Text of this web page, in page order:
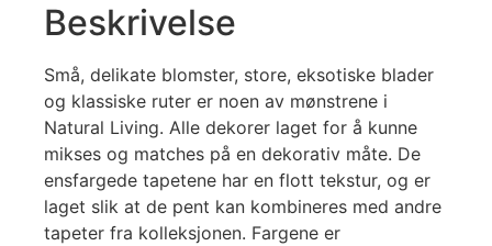
Beskrivelse
Små, delikate blomster, store, eksotiske blader
og klassiske ruter er noen av mønstrene i
Natural Living. Alle dekorer laget for å kunne
mikses og matches på en dekorativ måte. De
ensfargede tapetene har en flott tekstur, og er
laget slik at de pent kan kombineres med andre
tapeter fra kolleksjonen. Fargene er